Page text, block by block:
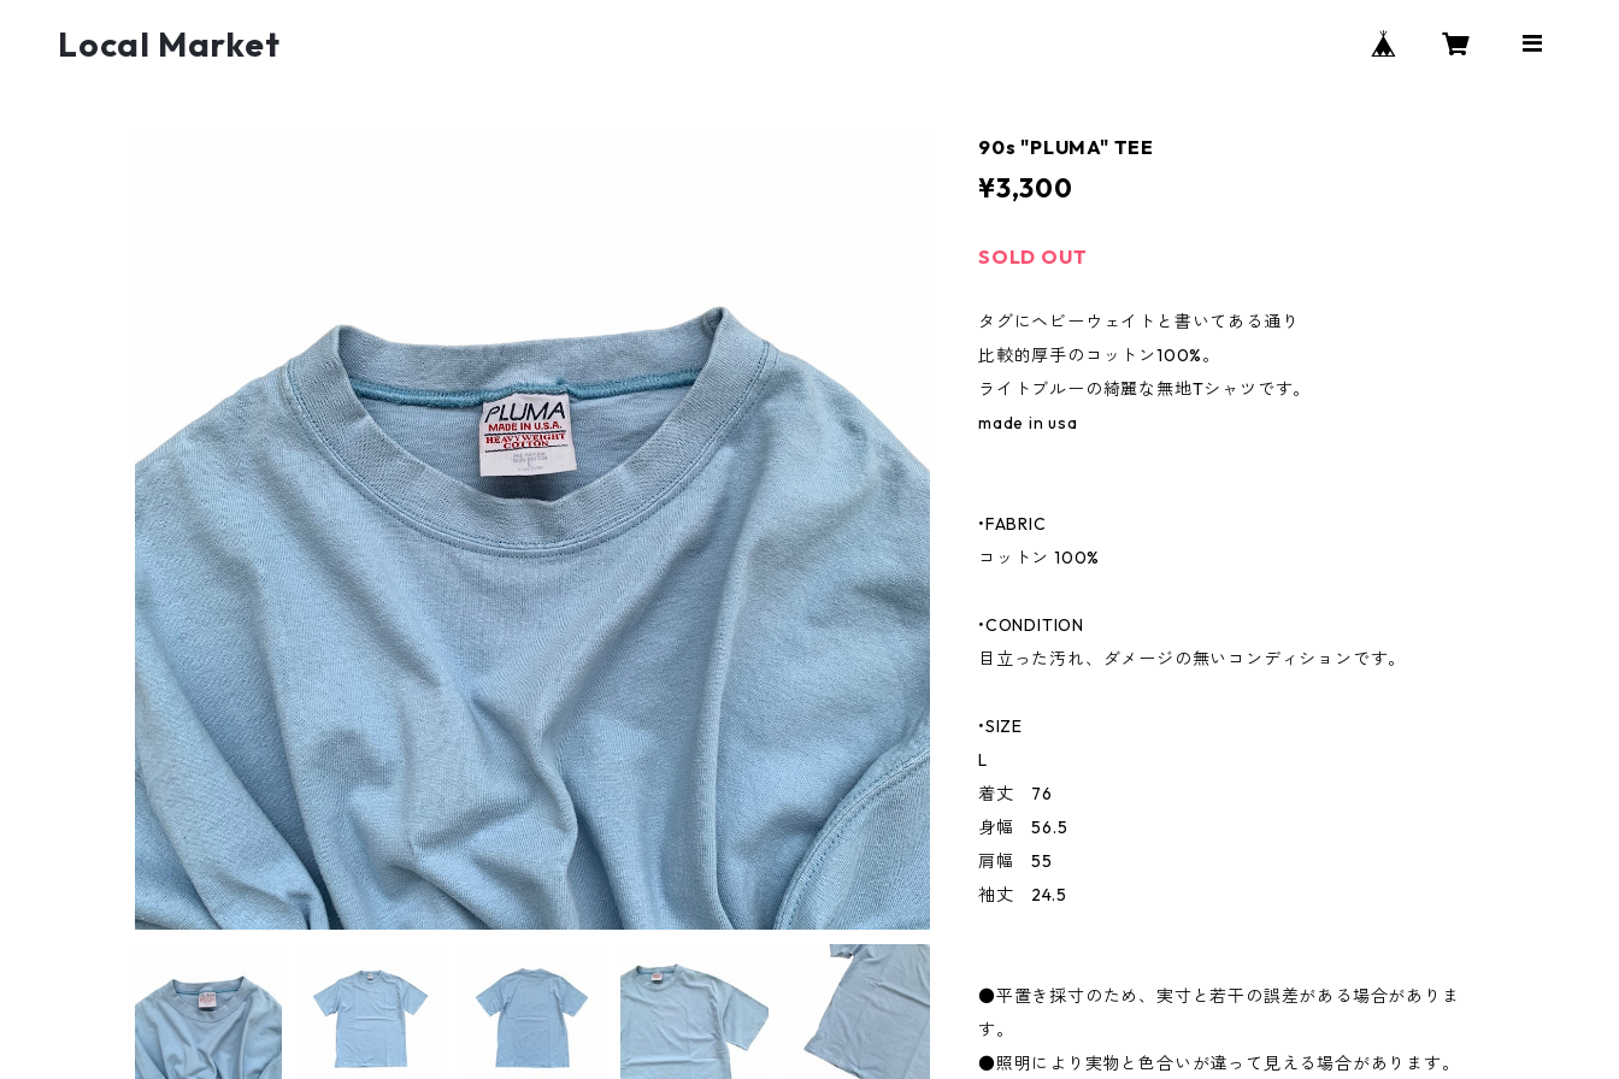
Local Market
90s "PLUMA" TEE
¥3,300
SOLD OUT
タグにヘビーウェイトと書いてある通り
比較的厚手のコットン100%。
ライトブルーの綺麗な無地Tシャツです。
made in usa
•FABRIC
コットン 100%
•CONDITION
目立った汚れ、ダメージの無いコンディションです。
•SIZE
L
着丈 76
身幅 56.5
肩幅 55
袖丈 24.5
●平置き採寸のため、実寸と若干の誤差がある場合がありま
す。
●照明により実物と色合いが違って見える場合があります。